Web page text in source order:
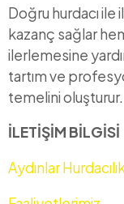
Doğru hurdacı
kazanç sağlar
ilerlemesine
tartım ve
temelini oluşturur.
İLETİŞİM BİLGİSİ
Aydınlar